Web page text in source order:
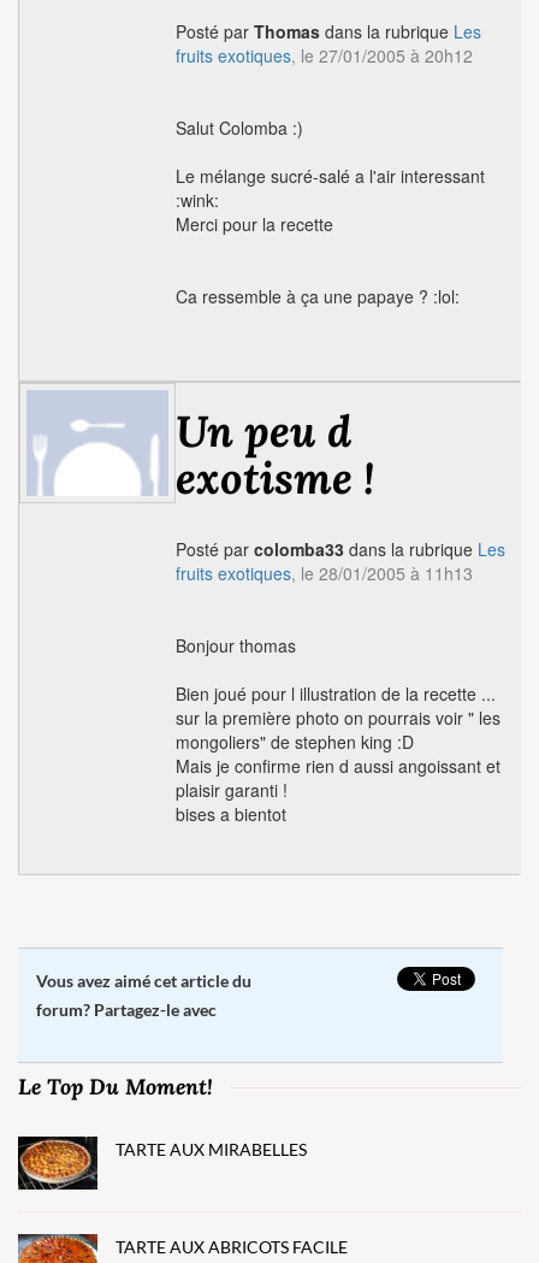
Posté par Thomas dans la rubrique Les
fruits exotiques, le 27/01/2005 à 20h12
Salut Colomba :)
Le mélange sucré-salé a l'air interessant
:wink:
Merci pour la recette
Ca ressemble à ça une papaye ? :lol:
Un peu d
exotisme !
Posté par colomba33 dans la rubrique Les
fruits exotiques, le 28/01/2005 à 11h13
Bonjour thomas
Bien joué pour l illustration de la recette ...
sur la première photo on pourrais voir " les
mongoliers" de stephen king :D
Mais je confirme rien d aussi angoissant et
plaisir garanti !
bises a bientot
Vous avez aimé cet article du
forum? Partagez-le avec
Le Top Du Moment!
TARTE AUX MIRABELLES
TARTE AUX ABRICOTS FACILE